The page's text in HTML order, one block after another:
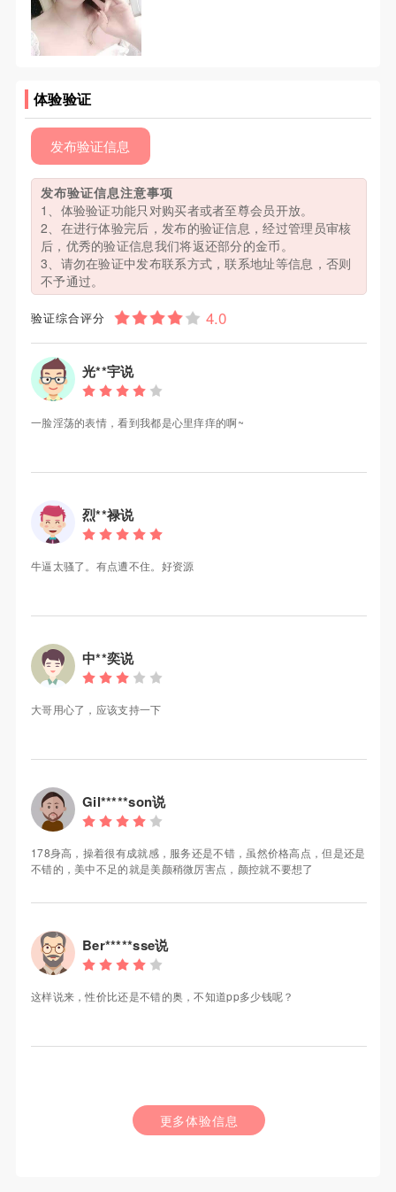
体验验证
发布验证信息
发布验证信息注意事项
1、体验验证功能只对购买者或者至尊会员开放。
2、在进行体验完后，发布的验证信息，经过管理员审核
后，优秀的验证信息我们将返还部分的金币。
3、请勿在验证中发布联系方式，联系地址等信息，否则
不予通过。
验证综合评分
光**宇说
一脸淫荡的表情，看到我都是心里痒痒的啊~
烈**禄说
牛逼太骚了。有点遭不住。好资源
中**奕说
大哥用心了，应该支持一下
Gil*****son说
178身高，操着很有成就感，服务还是不错，虽然价格高点，但是还是
不错的，美中不足的就是美颜稍微厉害点，颜控就不要想了
Ber*****sse说
这样说来，性价比还是不错的奥，不知道pp多少钱呢？
更多体验信息